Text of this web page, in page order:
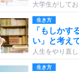
大学生がして
生き方
「もしかす
い」と考え
人生をやり直
生き方